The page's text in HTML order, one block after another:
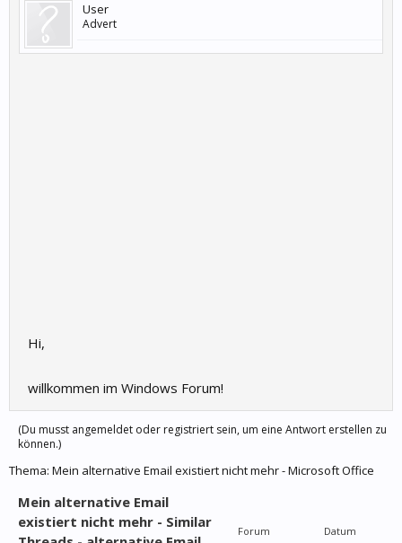
User
Advert
Hi,
willkommen im Windows Forum!
(Du musst angemeldet oder registriert sein, um eine Antwort erstellen zu
können.)
Thema: Mein alternative Email existiert nicht mehr - Microsoft Office
Mein alternative Email
existiert nicht mehr - Similar
Forum Datum